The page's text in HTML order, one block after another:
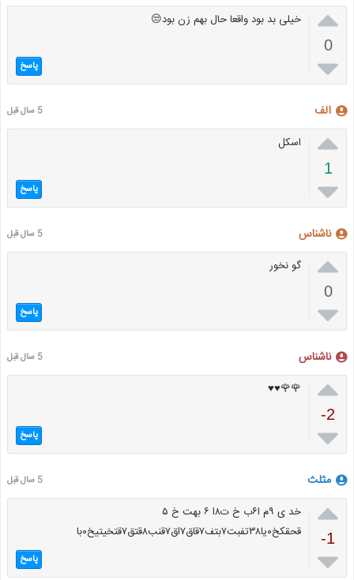

0

خیلی بد بود واقعا حال بهم زن بود😒
پاسخ
الف 5 سال قبل

1

اسکل
پاسخ
ناشناس 5 سال قبل

0

گو نخور
پاسخ
ناشناس 5 سال قبل

-2

🌹🌹♥♥
پاسخ
مثلث 5 سال قبل

-1

خد ی ۹م ا۶ب خ ت۸ا ۶ بهت خ ۵
قحقکخ۰یا۳۸تفبت۷بتف۷قاق۷اق۷قنب۸قتق۷قتخیتیخ۰با
پاسخ